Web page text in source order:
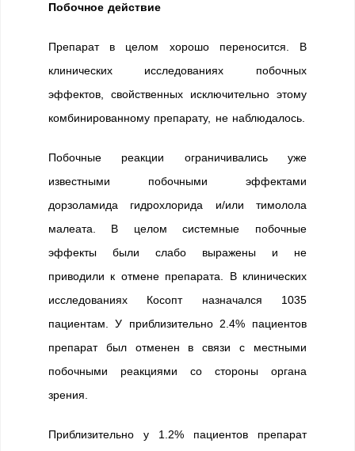
Побочное действие
Препарат в целом хорошо переносится. В
клинических исследованиях побочных
эффектов, свойственных исключительно этому
комбинированному препарату, не наблюдалось.
Побочные реакции ограничивались уже
известными побочными эффектами
дорзоламида гидрохлорида и/или тимолола
малеата. В целом системные побочные
эффекты были слабо выражены и не
приводили к отмене препарата. В клинических
исследованиях Косопт назначался 1035
пациентам. У приблизительно 2.4% пациентов
препарат был отменен в связи с местными
побочными реакциями со стороны органа
зрения.
Приблизительно у 1.2% пациентов препарат